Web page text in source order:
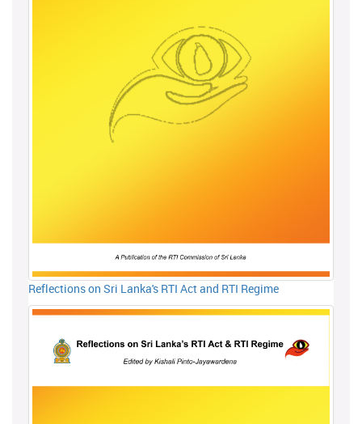
Reflections on Sri Lanka's RTI Act and RTI Regime